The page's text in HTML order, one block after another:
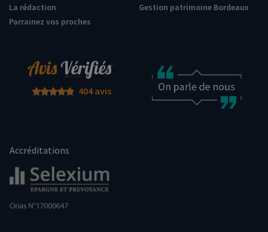
La rédaction
Parrainez vos proches
Gestion patrimoine Bordeaux
404 avis
Accréditations